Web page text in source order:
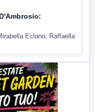
Eclano, Raffaella